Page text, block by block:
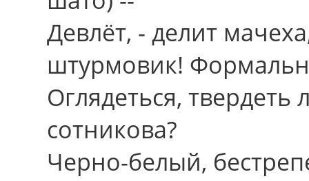
Девлёт, - делит
штурмовик!
Оглядеться,
сотникова?
Черно-белый,